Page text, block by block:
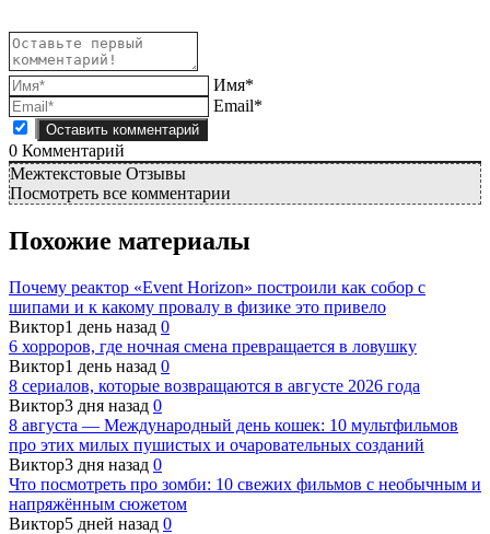
Имя*
Email*
0 Комментарий
Межтекстовые Отзывы
Посмотреть все комментарии
Похожие материалы
Почему реактор «Event Horizon» построили как собор с
шипами и к какому провалу в физике это привело
Виктор1 день назад 0
6 хорроров, где ночная смена превращается в ловушку
Виктор1 день назад 0
8 сериалов, которые возвращаются в августе 2026 года
Виктор3 дня назад 0
8 августа — Международный день кошек: 10 мультфильмов
про этих милых пушистых и очаровательных созданий
Виктор3 дня назад 0
Что посмотреть про зомби: 10 свежих фильмов с необычным и
напряжённым сюжетом
Виктор5 дней назад 0